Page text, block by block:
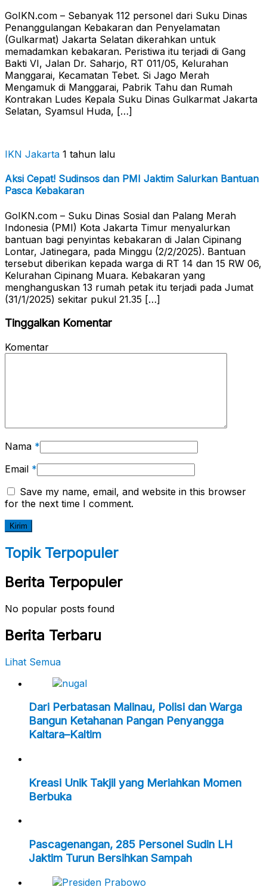
GoIKN.com – Sebanyak 112 personel dari Suku Dinas
Penanggulangan Kebakaran dan Penyelamatan
(Gulkarmat) Jakarta Selatan dikerahkan untuk
memadamkan kebakaran. Peristiwa itu terjadi di Gang
Bakti VI, Jalan Dr. Saharjo, RT 011/05, Kelurahan
Manggarai, Kecamatan Tebet. Si Jago Merah
Mengamuk di Manggarai, Pabrik Tahu dan Rumah
Kontrakan Ludes Kepala Suku Dinas Gulkarmat Jakarta
Selatan, Syamsul Huda, […]
IKN Jakarta 1 tahun lalu
Aksi Cepat! Sudinsos dan PMI Jaktim Salurkan Bantuan
Pasca Kebakaran
GoIKN.com – Suku Dinas Sosial dan Palang Merah
Indonesia (PMI) Kota Jakarta Timur menyalurkan
bantuan bagi penyintas kebakaran di Jalan Cipinang
Lontar, Jatinegara, pada Minggu (2/2/2025). Bantuan
tersebut diberikan kepada warga di RT 14 dan 15 RW 06,
Kelurahan Cipinang Muara. Kebakaran yang
menghanguskan 13 rumah petak itu terjadi pada Jumat
(31/1/2025) sekitar pukul 21.35 […]
Tinggalkan Komentar
Komentar
Nama *
Email *
Save my name, email, and website in this browser
for the next time I comment.
Topik Terpopuler
Berita Terpopuler
No popular posts found
Berita Terbaru
Lihat Semua
Dari Perbatasan Malinau, Polisi dan Warga
Bangun Ketahanan Pangan Penyangga
Kaltara–Kaltim
Kreasi Unik Takjil yang Meriahkan Momen
Berbuka
Pascagenangan, 285 Personel Sudin LH
Jaktim Turun Bersihkan Sampah